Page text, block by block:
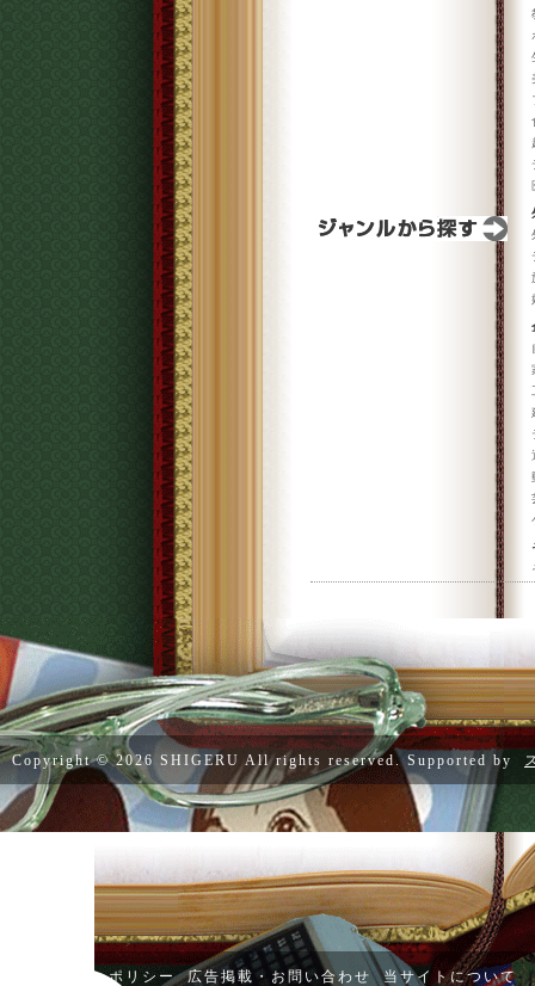
Copyright ©2026 SHIGERU All rights reserved. Supported by
プライバシーポリシー 広告掲載・お問い合わせ 当サイトについて